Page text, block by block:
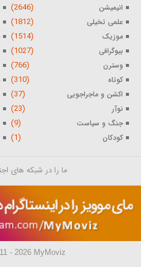
انیمیشن (2646)
علمی تخیلی (1812)
موزیک (1514)
بیوگرافی (1027)
وسترن (766)
کوتاه (310)
اکشن و ماجراجویی (37)
نوآر (23)
جنگ و سیاست (9)
کودکان (1)
ما را در شبکه های
- 2026 MyMoviz